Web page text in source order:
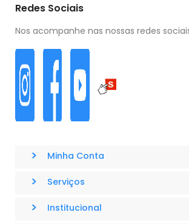
Redes Sociais
Nos acompanhe nas nossas redes
> Minha Conta
> Serviços
> Institucional